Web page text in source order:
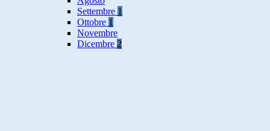
Settembre 1
Ottobre 1
Novembre
Dicembre 2